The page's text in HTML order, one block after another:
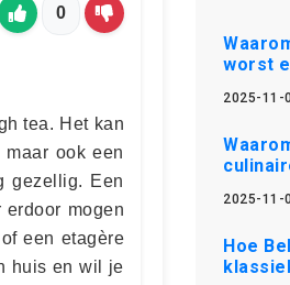
0
tea. Het kan
ook een
gezellig. Een
mogen
een etagère
huis en wil je
worst
2025-11-
2025-11-
Hoe